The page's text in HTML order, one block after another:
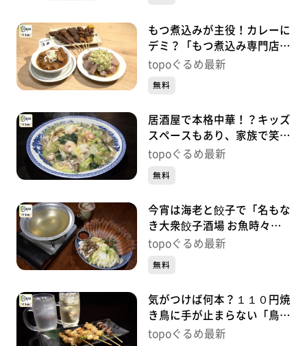
もつ煮込みが主役！カレーに
デミ？「もつ煮込み専門店沼
田 仙台駅前店」（青葉区中
topoぐるめ最新
無料
居酒屋で本格中華！？キッズ
スペースもあり、家族で笑顔
「居酒屋 風花」（泉区泉中
topoぐるめ最新
無料
今宵は海老と餃子で「名もな
き大衆餃子酒場 お魚時々日
本酒 泉中央店」（泉区泉中
topoぐるめ最新
無料
気がつけば何本？１１０円焼
き鳥に手が止まらない「鳥馬
商店 泉中央店」（泉区泉中
topoぐるめ最新